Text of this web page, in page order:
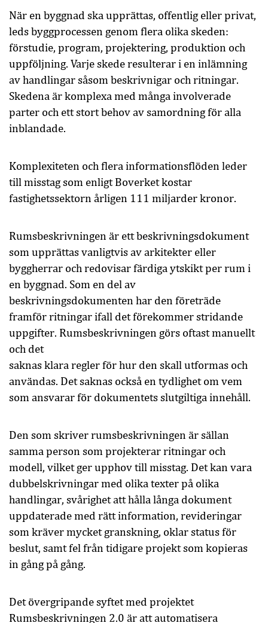
När en byggnad ska upprättas, offentlig eller privat,
leds byggprocessen genom flera olika skeden:
förstudie, program, projektering, produktion och
uppföljning. Varje skede resulterar i en inlämning
av handlingar såsom beskrivnigar och ritningar.
Skedena är komplexa med många involverade
parter och ett stort behov av samordning för alla
inblandade.
Komplexiteten och flera informationsflöden leder
till misstag som enligt Boverket kostar
fastighetssektorn årligen 111 miljarder kronor.
Rumsbeskrivningen är ett beskrivningsdokument
som upprättas vanligtvis av arkitekter eller
byggherrar och redovisar färdiga ytskikt per rum i
en byggnad. Som en del av
beskrivningsdokumenten har den företräde
framför ritningar ifall det förekommer stridande
uppgifter. Rumsbeskrivningen görs oftast manuellt
och det
saknas klara regler för hur den skall utformas och
användas. Det saknas också en tydlighet om vem
som ansvarar för dokumentets slutgiltiga innehåll.
Den som skriver rumsbeskrivningen är sällan
samma person som projekterar ritningar och
modell, vilket ger upphov till misstag. Det kan vara
dubbelskrivningar med olika texter på olika
handlingar, svårighet att hålla långa dokument
uppdaterade med rätt information, revideringar
som kräver mycket granskning, oklar status för
beslut, samt fel från tidigare projekt som kopieras
in gång på gång.
Det övergripande syftet med projektet
Rumsbeskrivningen 2.0 är att automatisera